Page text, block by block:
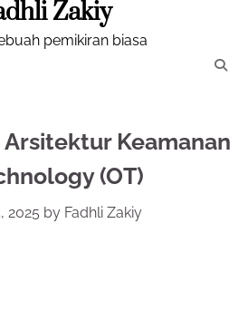
Zakiy
pemikiran biasa
Keamanan
(OT)
2025 by Fadhli Zakiy